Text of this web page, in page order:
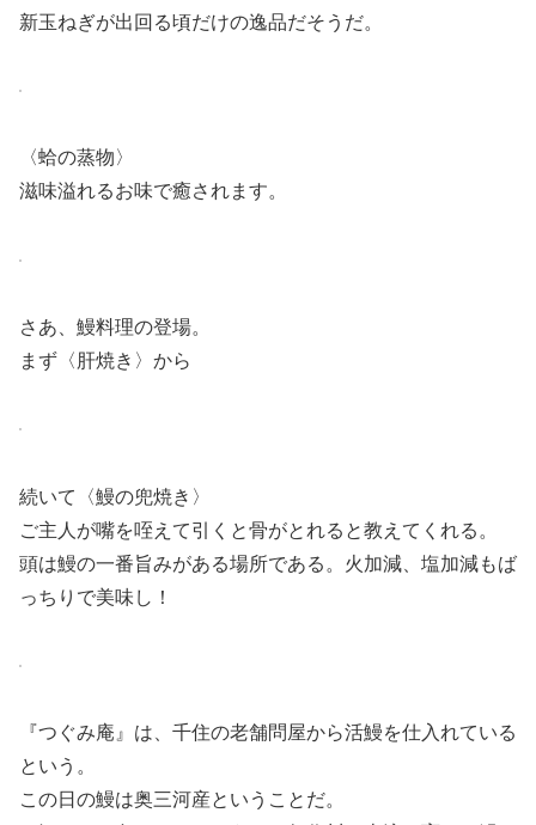
新玉ねぎが出回る頃だけの逸品だそうだ。
〈蛤の蒸物〉
滋味溢れるお味で癒されます。
さあ、鰻料理の登場。
まず〈肝焼き〉から
続いて〈鰻の兜焼き〉
ご主人が嘴を咥えて引くと骨がとれると教えてくれる。
頭は鰻の一番旨みがある場所である。火加減、塩加減もば
っちりで美味し！
『つぐみ庵』は、千住の老舗問屋から活鰻を仕入れている
という。
この日の鰻は奥三河産ということだ。